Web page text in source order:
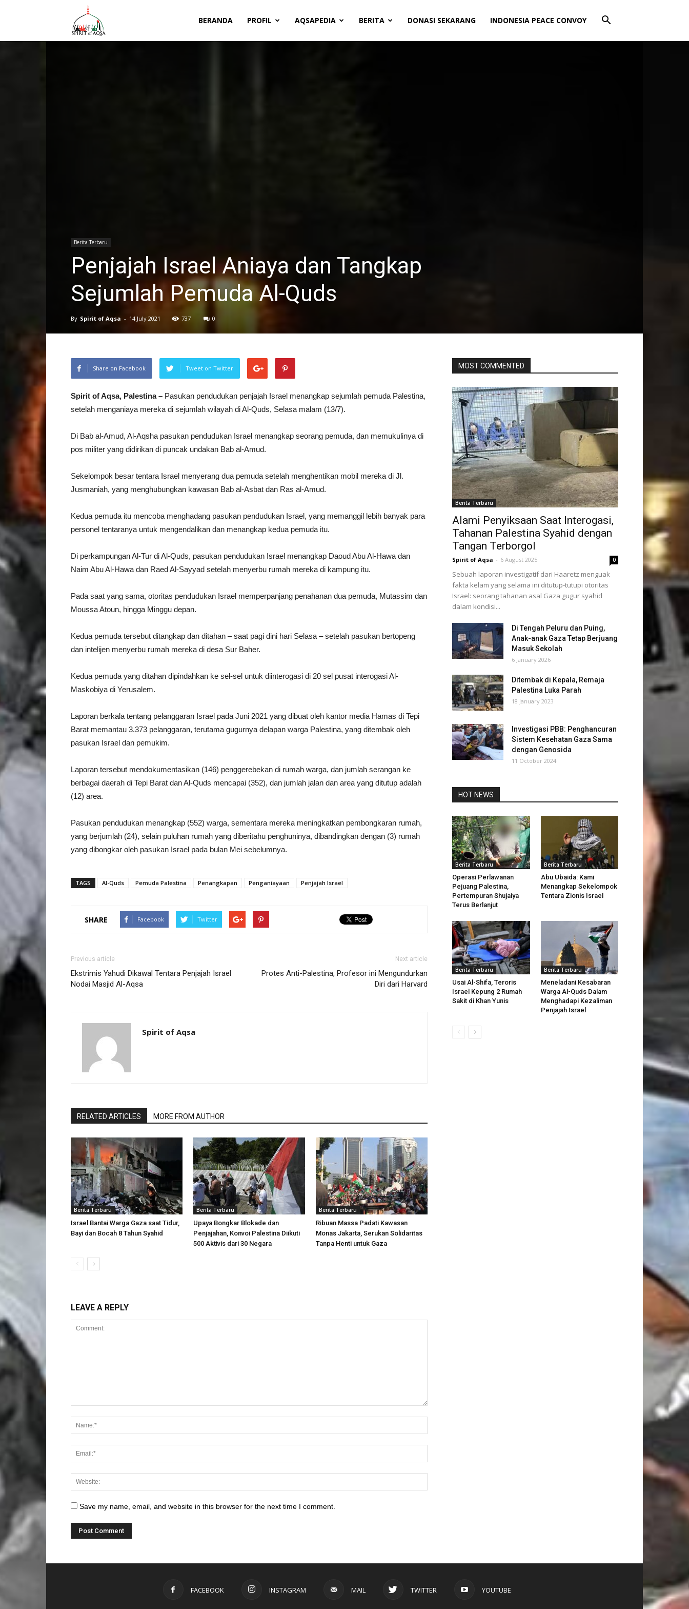
BERANDA PROFIL AQSAPEDIA BERITA DONASI SEKARANG INDONESIA PEACE CONVOY
Berita Terbaru
Penjajah Israel Aniaya dan Tangkap
Sejumlah Pemuda Al-Quds
By Spirit of Aqsa - 14 July 2021 737 0
Share on Facebook Tweet on Twitter
Spirit of Aqsa, Palestina – Pasukan pendudukan penjajah Israel menangkap sejumlah pemuda Palestina,
setelah menganiaya mereka di sejumlah wilayah di Al-Quds, Selasa malam (13/7).
Di Bab al-Amud, Al-Aqsha pasukan pendudukan Israel menangkap seorang pemuda, dan memukulinya di
pos militer yang didirikan di puncak undakan Bab al-Amud.
Sekelompok besar tentara Israel menyerang dua pemuda setelah menghentikan mobil mereka di Jl.
Jusmaniah, yang menghubungkan kawasan Bab al-Asbat dan Ras al-Amud.
Kedua pemuda itu mencoba menghadang pasukan pendudukan Israel, yang memanggil lebih banyak para
personel tentaranya untuk mengendalikan dan menangkap kedua pemuda itu.
Di perkampungan Al-Tur di Al-Quds, pasukan pendudukan Israel menangkap Daoud Abu Al-Hawa dan
Naim Abu Al-Hawa dan Raed Al-Sayyad setelah menyerbu rumah mereka di kampung itu.
Pada saat yang sama, otoritas pendudukan Israel memperpanjang penahanan dua pemuda, Mutassim dan
Moussa Atoun, hingga Minggu depan.
Kedua pemuda tersebut ditangkap dan ditahan – saat pagi dini hari Selasa – setelah pasukan bertopeng
dan intelijen menyerbu rumah mereka di desa Sur Baher.
Kedua pemuda yang ditahan dipindahkan ke sel-sel untuk diinterogasi di 20 sel pusat interogasi Al-
Maskobiya di Yerusalem.
Laporan berkala tentang pelanggaran Israel pada Juni 2021 yang dibuat oleh kantor media Hamas di Tepi
Barat memantau 3.373 pelanggaran, terutama gugurnya delapan warga Palestina, yang ditembak oleh
pasukan Israel dan pemukim.
Laporan tersebut mendokumentasikan (146) penggerebekan di rumah warga, dan jumlah serangan ke
berbagai daerah di Tepi Barat dan Al-Quds mencapai (352), dan jumlah jalan dan area yang ditutup adalah
(12) area.
Pasukan pendudukan menangkap (552) warga, sementara mereka meningkatkan pembongkaran rumah,
yang berjumlah (24), selain puluhan rumah yang diberitahu penghuninya, dibandingkan dengan (3) rumah
yang dibongkar oleh pasukan Israel pada bulan Mei sebelumnya.
TAGS Al-Quds Pemuda Palestina Penangkapan Penganiayaan Penjajah Israel
SHARE Facebook Twitter
Previous article
Ekstrimis Yahudi Dikawal Tentara Penjajah Israel
Nodai Masjid Al-Aqsa
Next article
Protes Anti-Palestina, Profesor ini Mengundurkan
Diri dari Harvard
Spirit of Aqsa
RELATED ARTICLES MORE FROM AUTHOR
Berita Terbaru
Israel Bantai Warga Gaza saat Tidur,
Bayi dan Bocah 8 Tahun Syahid
Berita Terbaru
Upaya Bongkar Blokade dan
Penjajahan, Konvoi Palestina Diikuti
500 Aktivis dari 30 Negara
Berita Terbaru
Ribuan Massa Padati Kawasan
Monas Jakarta, Serukan Solidaritas
Tanpa Henti untuk Gaza
LEAVE A REPLY
Save my name, email, and website in this browser for the next time I comment.
MOST COMMENTED
Berita Terbaru
Alami Penyiksaan Saat Interogasi,
Tahanan Palestina Syahid dengan
Tangan Terborgol
Spirit of Aqsa - 6 August 2025 0
Sebuah laporan investigatif dari Haaretz menguak
fakta kelam yang selama ini ditutup-tutupi otoritas
Israel: seorang tahanan asal Gaza gugur syahid
dalam kondisi...
Di Tengah Peluru dan Puing,
Anak-anak Gaza Tetap Berjuang
Masuk Sekolah
6 January 2026
Ditembak di Kepala, Remaja
Palestina Luka Parah
18 January 2023
Investigasi PBB: Penghancuran
Sistem Kesehatan Gaza Sama
dengan Genosida
11 October 2024
HOT NEWS
Berita Terbaru
Operasi Perlawanan
Pejuang Palestina,
Pertempuran Shujaiya
Terus Berlanjut
Berita Terbaru
Abu Ubaida: Kami
Menangkap Sekelompok
Tentara Zionis Israel
Berita Terbaru
Usai Al-Shifa, Teroris
Israel Kepung 2 Rumah
Sakit di Khan Yunis
Berita Terbaru
Meneladani Kesabaran
Warga Al-Quds Dalam
Menghadapi Kezaliman
Penjajah Israel
FACEBOOK INSTAGRAM MAIL TWITTER YOUTUBE